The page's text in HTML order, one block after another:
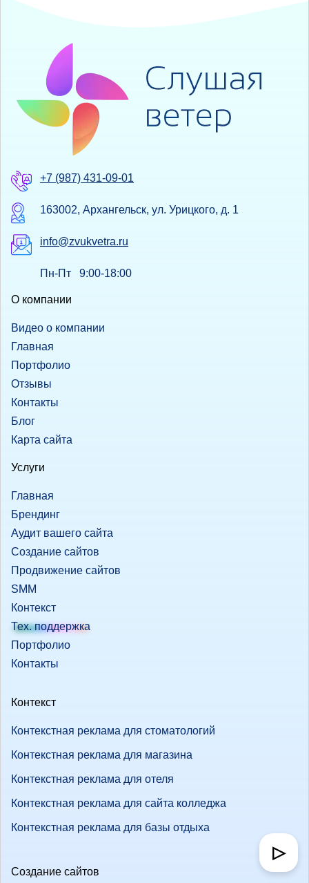
+7 (987) 431-09-01
163002, Архангельск, ул. Урицкого, д. 1
info@zvukvetra.ru
Пн-Пт 9:00-18:00
О компании
Видео о компании
Главная
Портфолио
Отзывы
Контакты
Блог
Карта сайта
Услуги
Главная
Брендинг
Аудит вашего сайта
Создание сайтов
Продвижение сайтов
SMM
Контекст
Тех. поддержка
Портфолио
Контакты
Контекст
Контекстная реклама для стоматологий
Контекстная реклама для магазина
Контекстная реклама для отеля
Контекстная реклама для сайта колледжа
Контекстная реклама для базы отдыха
Создание сайтов
▷